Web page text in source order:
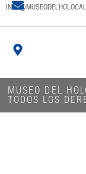
MUSEO DEL
TODOS LOS